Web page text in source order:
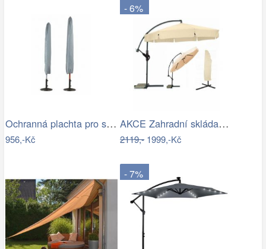
Ochranná plachta pro slunečníky - GD
956,-Kč
- 6%
AKCE Zahradní skládací slunečník LEVI…
2119,-1999,-Kč
- 7%